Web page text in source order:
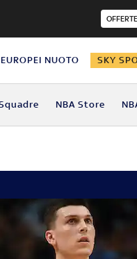
EUROPEI NUOTO SKY
NBA Store